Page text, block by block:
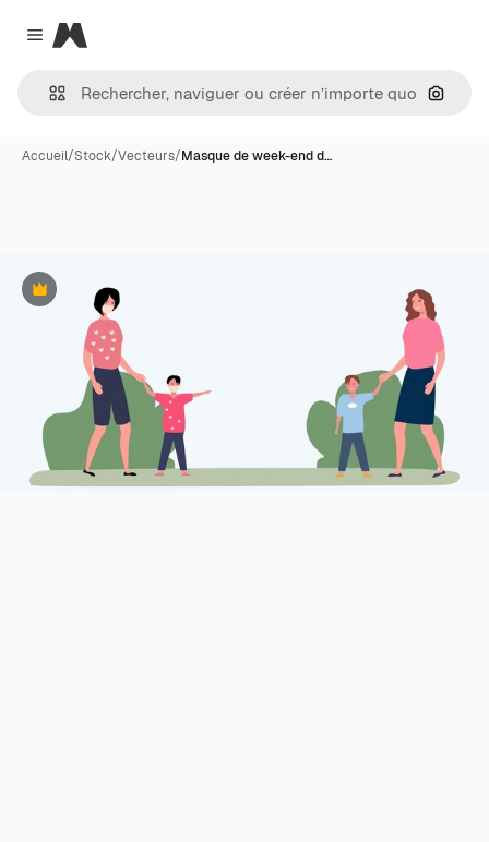
Close menu
Magnific
Accueil/Stock/Vecteurs/Masque de week-end d…
Premium